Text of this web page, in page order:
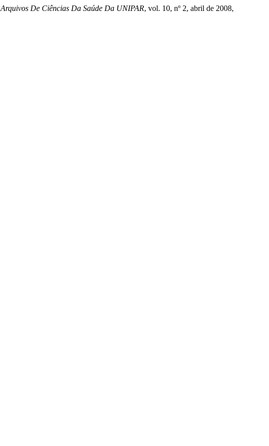
Arquivos De Ciências Da Saúde Da UNIPAR, vol. 10, nº 2, abril de 2008,